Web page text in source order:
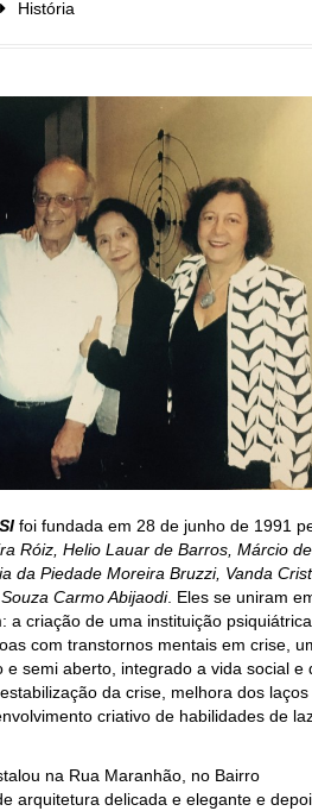
História
foi fundada em 28 de junho de 1991
Róiz, Helio Lauar de Barros, Márcio de
da Piedade Moreira Bruzzi, Vanda
Carmo Abijaodi. Eles se uniram
a criação de uma instituição psiquiátrica
com transtornos mentais em crise,
semi aberto, integrado a vida social e
da crise, melhora dos laços
criativo de habilidades de
na Rua Maranhão, no Bairro
arquitetura delicada e elegante e